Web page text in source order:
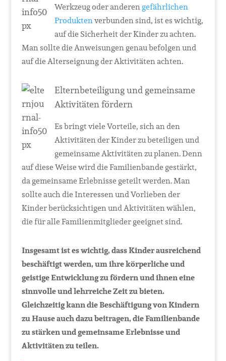
Werkzeug oder anderengefährlichen
Produktenverbunden sind, ist es wichtig,
auf die Sicherheit der Kinder zu achten.
Man sollte die Anweisungen genau befolgen und
auf die Alterseignung der Aktivitäten achten.
Elternbeteiligung und gemeinsame
Aktivitäten fördern
Es bringt viele Vorteile, sich an den
Aktivitäten der Kinder zu beteiligen und
gemeinsame Aktivitäten zu planen. Denn
auf diese Weise wird die Familienbande gestärkt,
da gemeinsame Erlebnisse geteilt werden. Man
sollte auch die Interessen und Vorlieben der
Kinder berücksichtigen und Aktivitäten wählen,
die für alle Familienmitglieder geeignet sind.
Insgesamt ist es wichtig, dass Kinder ausreichend
beschäftigt werden, um ihre körperliche und
geistige Entwicklung zu fördern und ihnen eine
sinnvolle und lehrreiche Zeit zu bieten.
Gleichzeitig kann die Beschäftigung von Kindern
zu Hause auch dazu beitragen, die Familienbande
zu stärken und gemeinsame Erlebnisse und
Aktivitäten zu teilen.